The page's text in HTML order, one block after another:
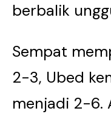
berbalik
Sempat
2-3, Ubed
menjadi 2-6.